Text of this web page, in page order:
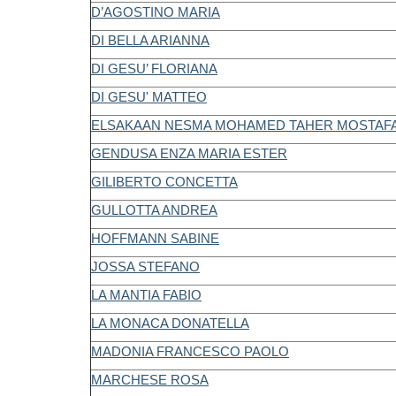
D’AGOSTINO MARIA
DI BELLA ARIANNA
DI GESU’ FLORIANA
DI GESU' MATTEO
ELSAKAAN NESMA MOHAMED TAHER
GENDUSA ENZA MARIA ESTER
GILIBERTO CONCETTA
GULLOTTA ANDREA
HOFFMANN SABINE
JOSSA STEFANO
LA MANTIA FABIO
LA MONACA DONATELLA
MADONIA FRANCESCO PAOLO
MARCHESE ROSA